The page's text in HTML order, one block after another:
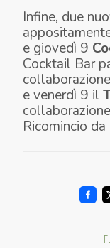
Infine, due
e giovedì 9
Cocktail Bar
e venerdì 9 il
Ricomincio da